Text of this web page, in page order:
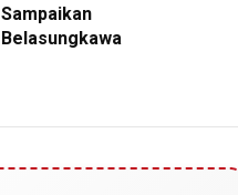
Sampaikan
Belasungkawa